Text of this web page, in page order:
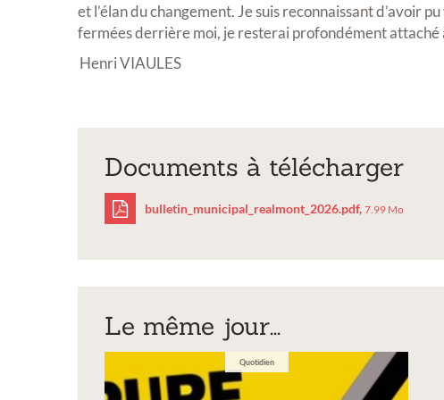
et l’élan du changement. Je suis reconnaissant d’avoir
fermées derrière moi, je resterai profondément attaché
Henri VIAULES
Documents à télécharger
bulletin_municipal_realmont_2026.pdf, 7.99 Mo
Le même jour...
Quotidien
Exposition
Inscription Réal'Art 2026
Vous souhaitez exposer vos oeuvres